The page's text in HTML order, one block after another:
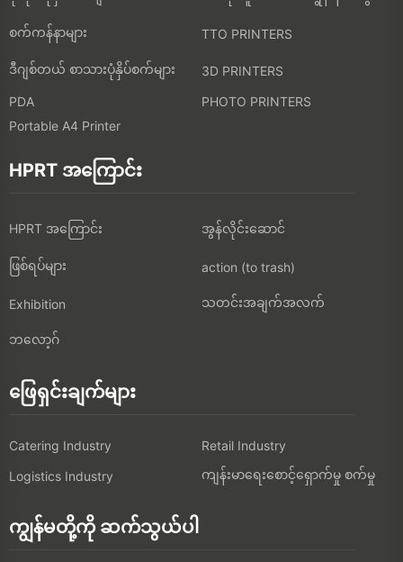
စက်ကန်နာများ TTO PRINTERS
ဒီဂျစ်တယ် စာသားပုံနှိပ်စက်များ
3D PRINTERS
PDA
PHOTO PRINTERS
Portable A4 Printer
HPRT အကြောင်း
HPRT အကြောင်း အွန်လိုင်းဆောင်
ဖြစ်ရပ်များ action (to trash)
Exhibition သတင်းအချက်အလက်
ဘလော့ဂ်
ဖြေရှင်းချက်များ
Catering Industry
Retail Industry
Logistics Industry
ကျန်းမာရေးစောင့်ရှောက်မှု စက်မှု
ကျွန်မတို့ကို ဆက်သွယ်ပါ